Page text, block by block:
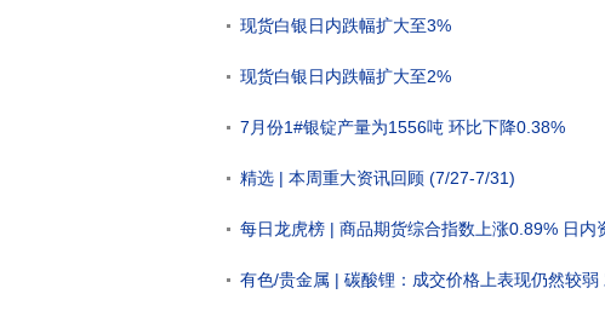
现货白银日内跌幅扩大至3%
现货白银日内跌幅扩大至2%
7月份1#银锭产量为1556吨 环比下降0.38%
精选 | 本周重大资讯回顾 (7/27-7/31)
每日龙虎榜 | 商品期货综合指数上涨0.89% 日内
有色/贵金属 | 碳酸锂：成交价格上表现仍然较